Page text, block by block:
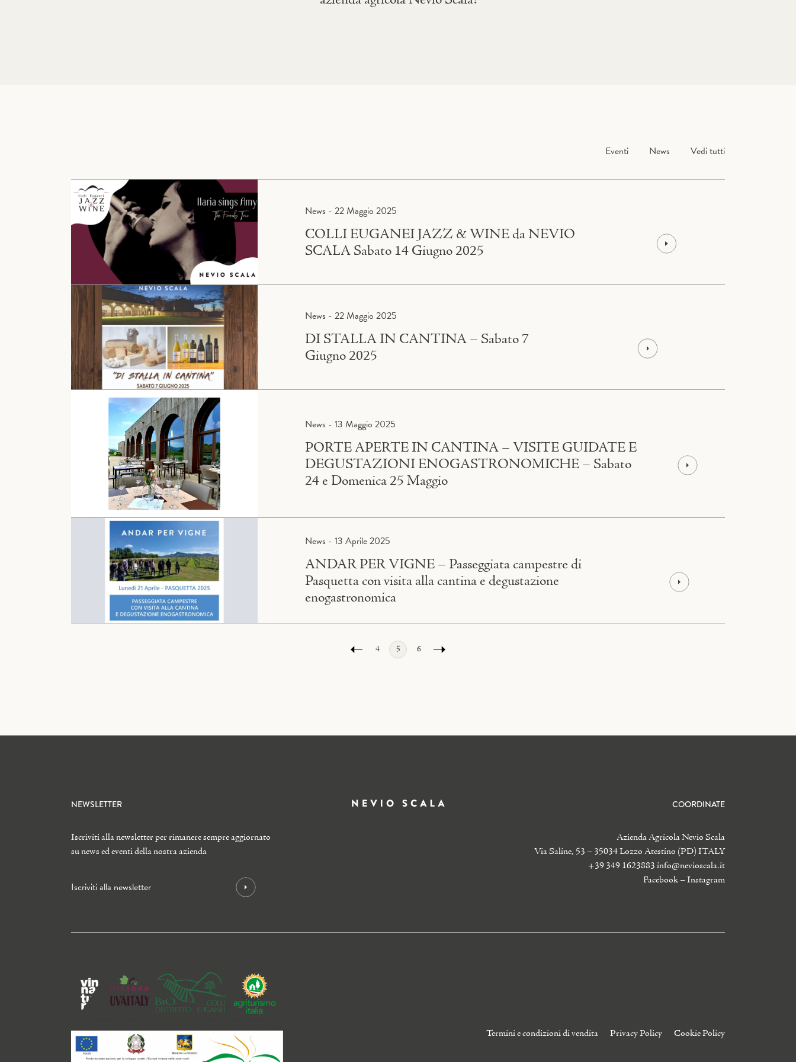
Eventi News Vedi tutti
News - 22 Maggio 2025
COLLI EUGANEI JAZZ & WINE da NEVIO
SCALA Sabato 14 Giugno 2025
News - 22 Maggio 2025
DI STALLA IN CANTINA – Sabato 7
Giugno 2025
News - 13 Maggio 2025
PORTE APERTE IN CANTINA – VISITE GUIDATE E
DEGUSTAZIONI ENOGASTRONOMICHE – Sabato
24 e Domenica 25 Maggio
News - 13 Aprile 2025
ANDAR PER VIGNE – Passeggiata campestre di
Pasquetta con visita alla cantina e degustazione
enogastronomica
4 5 6
NEWSLETTER
Iscriviti alla newsletter per rimanere sempre aggiornato
su news ed eventi della nostra azienda
Iscriviti alla newsletter
COORDINATE
Azienda Agricola Nevio Scala
Via Saline, 53 – 35034 Lozzo Atestino (PD) ITALY
+39 349 1623883 info@nevioscala.it
Facebook–Instagram
Termini e condizioni di vendita Privacy Policy Cookie Policy